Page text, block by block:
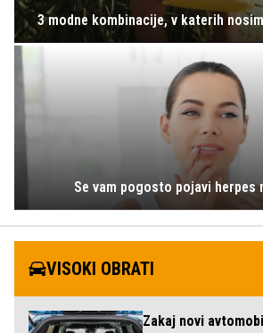
3 modne kombinacije, v katerih
Se vam pogosto pojavi herpes
VISOKI OBRATI
Zakaj novi